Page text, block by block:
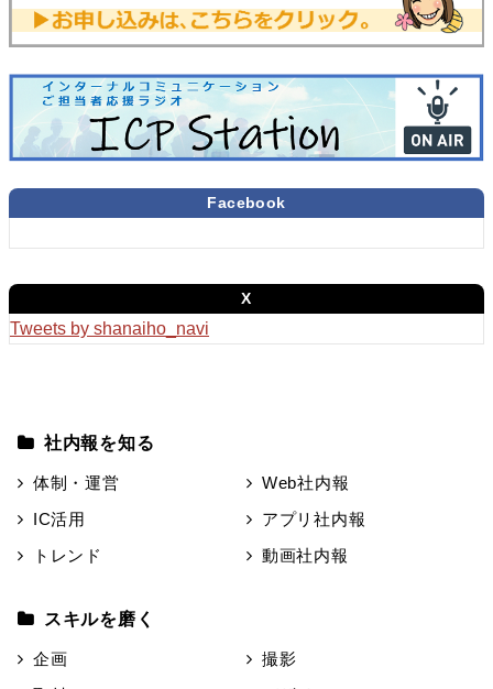
Facebook
X
Tweets by shanaiho_navi
社内報を知る
体制・運営
IC活用
トレンド
Web社内報
アプリ社内報
動画社内報
スキルを磨く
企画
撮影